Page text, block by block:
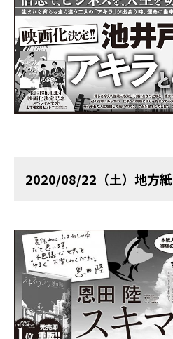
2020/08/22（土）地方紙